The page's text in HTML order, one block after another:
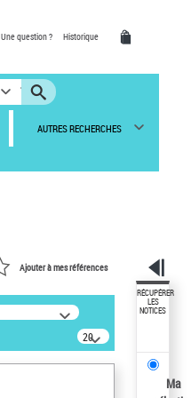
Une question ? Historique
AUTRES RECHERCHES
Ajouter à mes références
20
résultats/page
RÉCUPÉRER
LES
NOTICES
Ma